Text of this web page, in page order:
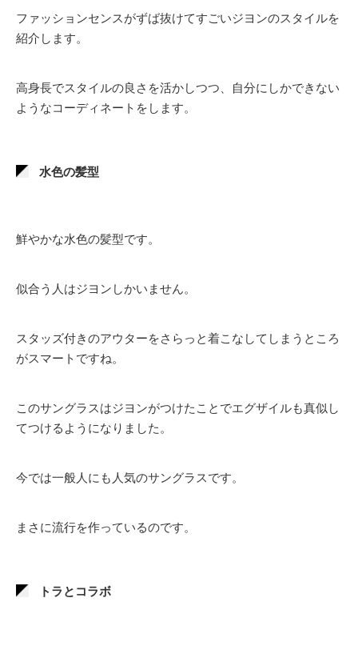
ファッションセンスがずば抜けてすごいジヨンのスタイルを
紹介します。
高身長でスタイルの良さを活かしつつ、自分にしかできない
ようなコーディネートをします。
水色の髪型
鮮やかな水色の髪型です。
似合う人はジヨンしかいません。
スタッズ付きのアウターをさらっと着こなしてしまうところ
がスマートですね。
このサングラスはジヨンがつけたことでエグザイルも真似し
てつけるようになりました。
今では一般人にも人気のサングラスです。
まさに流行を作っているのです。
トラとコラボ